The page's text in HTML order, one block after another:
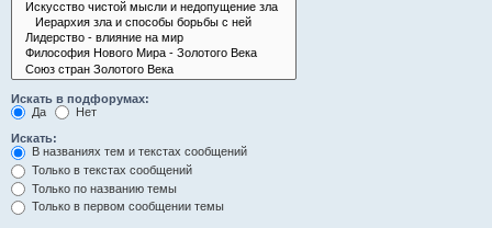
Искать в подфорумах:
Да
Нет
Искать:
В названиях тем и текстах сообщений
Только в текстах сообщений
Только по названию темы
Только в первом сообщении темы